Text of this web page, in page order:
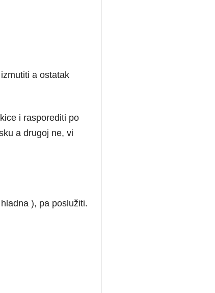
a ostatak
i rasporediti po
a drugoj ne, vi
), pa poslužiti.